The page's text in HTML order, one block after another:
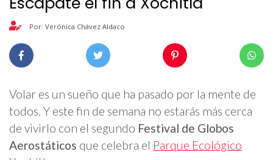
Por: Verónica Chávez Aldaco
Volar es un sueño que ha pasado por la mente de
todos. Y este fin de semana no estarás más cerca
de vivirlo con el segundo Festival de Globos
Aerostáticos que celebra el Parque Ecológico